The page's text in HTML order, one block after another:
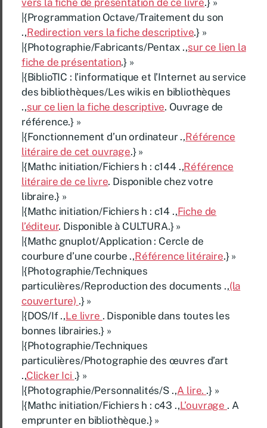
|{Programmation Octave/Traitement du son
.,Redirection vers la fiche descriptive.} »
|{Photographie/Fabricants/Pentax .,sur ce lien la
fiche de présentation.} »
|{BiblioTIC : l’informatique et l’Internet au service
des bibliothèques/Les wikis en bibliothèques
.,sur ce lien la fiche descriptive. Ouvrage de
référence.} »
|{Fonctionnement d’un ordinateur .,Référence
litéraire de cet ouvrage.} »
|{Mathc initiation/Fichiers h : c144 .,Référence
litéraire de ce livre. Disponible chez votre
libraire.} »
|{Mathc initiation/Fichiers h : c14 .,Fiche de
l’éditeur. Disponible à CULTURA.} »
|{Mathc gnuplot/Application : Cercle de
courbure d’une courbe .,Référence litéraire.} »
|{Photographie/Techniques
particulières/Reproduction des documents .,(la
couverture) .} »
|{DOS/If .,Le livre . Disponible dans toutes les
bonnes librairies.} »
|{Photographie/Techniques
particulières/Photographie des œuvres d’art
.,Clicker Ici .} »
|{Photographie/Personnalités/S .,A lire. .} »
|{Mathc initiation/Fichiers h : c43 .,L’ouvrage . A
emprunter en bibliothèque.} »